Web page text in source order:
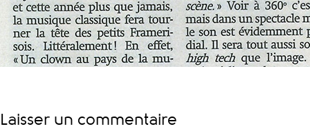
Laisser un commentaire